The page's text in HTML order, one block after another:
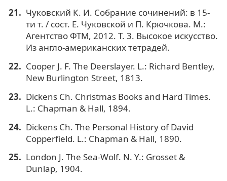
Чуковский К. И. Собрание сочинений: в 15-
ти т. / сост. Е. Чуковской и П. Крючкова. М.:
Агентство ФТМ, 2012. Т. 3. Высокое искусство.
Из англо-американских тетрадей.
Cooper J. F. The Deerslayer. L.: Richard Bentley,
New Burlington Street, 1813.
Dickens Ch. Christmas Books and Hard Times.
L.: Chapman & Hall, 1894.
Dickens Ch. The Personal History of David
Copperfield. L.: Chapman & Hall, 1890.
London J. The Sea-Wolf. N. Y.: Grosset &
Dunlap, 1904.